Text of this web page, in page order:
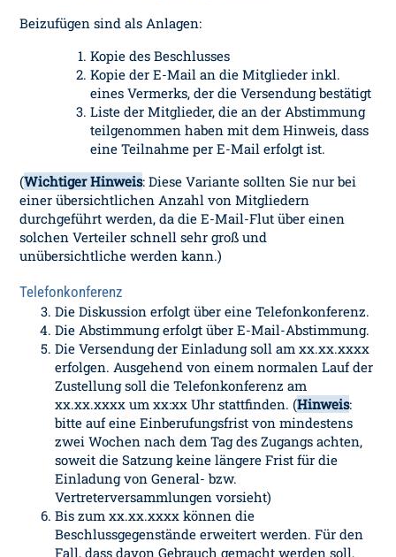
Beizufügen sind als Anlagen:
Kopie des Beschlusses
Kopie der E-Mail an die Mitglieder inkl.
eines Vermerks, der die Versendung bestätigt
Liste der Mitglieder, die an der Abstimmung
teilgenommen haben mit dem Hinweis, dass
eine Teilnahme per E-Mail erfolgt ist.
(Wichtiger Hinweis: Diese Variante sollten Sie nur bei
einer übersichtlichen Anzahl von Mitgliedern
durchgeführt werden, da die E-Mail-Flut über einen
solchen Verteiler schnell sehr groß und
unübersichtliche werden kann.)
Telefonkonferenz
Die Diskussion erfolgt über eine Telefonkonferenz.
Die Abstimmung erfolgt über E-Mail-Abstimmung.
Die Versendung der Einladung soll am xx.xx.xxxx
erfolgen. Ausgehend von einem normalen Lauf der
Zustellung soll die Telefonkonferenz am
xx.xx.xxxx um xx:xx Uhr stattfinden. (Hinweis:
bitte auf eine Einberufungsfrist von mindestens
zwei Wochen nach dem Tag des Zugangs achten,
soweit die Satzung keine längere Frist für die
Einladung von General- bzw.
Vertreterversammlungen vorsieht)
Bis zum xx.xx.xxxx können die
Beschlussgegenstände erweitert werden. Für den
Fall, dass davon Gebrauch gemacht werden soll,